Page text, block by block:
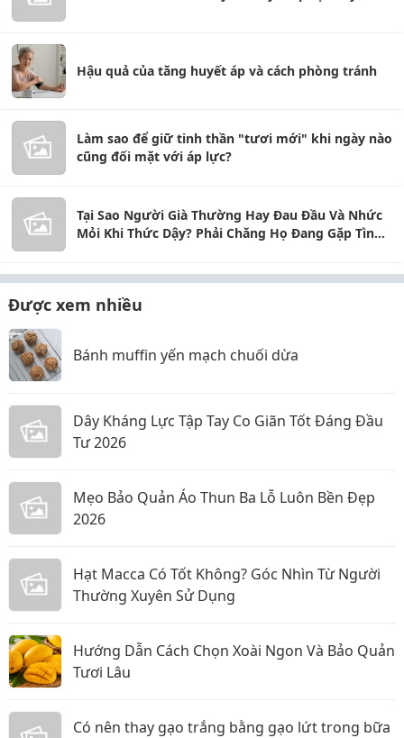
Hậu quả của tăng huyết áp và cách phòng tránh
Làm sao để giữ tinh thần "tươi mới" khi ngày nào
cũng đối mặt với áp lực?
Tại Sao Người Già Thường Hay Đau Đầu Và Nhức
Mỏi Khi Thức Dậy? Phải Chăng Họ Đang Gặp Tình
Được xem nhiều
Bánh muffin yến mạch chuối dừa
Dây Kháng Lực Tập Tay Co Giãn Tốt Đáng Đầu
Tư 2026
Mẹo Bảo Quản Áo Thun Ba Lỗ Luôn Bền Đẹp
2026
Hạt Macca Có Tốt Không? Góc Nhìn Từ Người
Thường Xuyên Sử Dụng
Hướng Dẫn Cách Chọn Xoài Ngon Và Bảo Quản
Tươi Lâu
Có nên thay gạo trắng bằng gạo lứt trong bữa